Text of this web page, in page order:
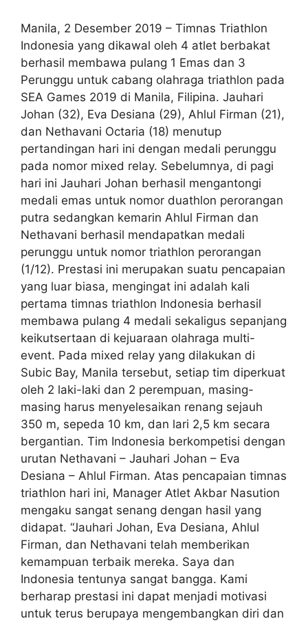
Manila, 2 Desember 2019 – Timnas Triathlon
Indonesia yang dikawal oleh 4 atlet berbakat
berhasil membawa pulang 1 Emas dan 3
Perunggu untuk cabang olahraga triathlon pada
SEA Games 2019 di Manila, Filipina. Jauhari
Johan (32), Eva Desiana (29), Ahlul Firman (21),
dan Nethavani Octaria (18) menutup
pertandingan hari ini dengan medali perunggu
pada nomor mixed relay. Sebelumnya, di pagi
hari ini Jauhari Johan berhasil mengantongi
medali emas untuk nomor duathlon perorangan
putra sedangkan kemarin Ahlul Firman dan
Nethavani berhasil mendapatkan medali
perunggu untuk nomor triathlon perorangan
(1/12). Prestasi ini merupakan suatu pencapaian
yang luar biasa, mengingat ini adalah kali
pertama timnas triathlon Indonesia berhasil
membawa pulang 4 medali sekaligus sepanjang
keikutsertaan di kejuaraan olahraga multi-
event. Pada mixed relay yang dilakukan di
Subic Bay, Manila tersebut, setiap tim diperkuat
oleh 2 laki-laki dan 2 perempuan, masing-
masing harus menyelesaikan renang sejauh
350 m, sepeda 10 km, dan lari 2,5 km secara
bergantian. Tim Indonesia berkompetisi dengan
urutan Nethavani – Jauhari Johan – Eva
Desiana – Ahlul Firman. Atas pencapaian timnas
triathlon hari ini, Manager Atlet Akbar Nasution
mengaku sangat senang dengan hasil yang
didapat. “Jauhari Johan, Eva Desiana, Ahlul
Firman, dan Nethavani telah memberikan
kemampuan terbaik mereka. Saya dan
Indonesia tentunya sangat bangga. Kami
berharap prestasi ini dapat menjadi motivasi
untuk terus berupaya mengembangkan diri dan